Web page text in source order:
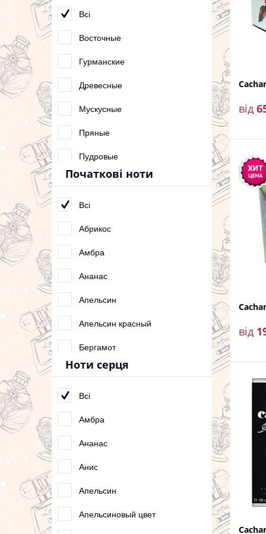
Всі
Восточные
Гурманские
Древесные
Мускусные
Пряные
Пудровые
Свежие
Сладкие
Фруктовые
Цветочные
Шипровые
Початкові ноти
Всі
Абрикос
Амбра
Ананас
Апельсин
Апельсин красный
Бергамот
Гальбанум
Гиацинт
Грейн
Грейпфрут
Груша
Ежевика
Жасмин
Ноти серця
Всі
Амбра
Ананас
Анис
Апельсин
Апельсиновый цвет
від
від